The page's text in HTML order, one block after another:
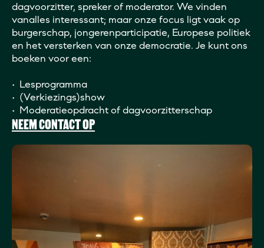
dagvoorzitter, spreker of moderator. We vinden
vanalles interessant; maar onze focus ligt vaak op
burgerschap, jongerenparticipatie, Europese politiek
en het versterken van onze democratie. Je kunt ons
boeken voor een:
•⁠ ⁠Lesprogramma
•⁠ ⁠(Verkiezings)show
•⁠ ⁠Moderatieopdracht of dagvoorzitterschap
NEEM CONTACT OP